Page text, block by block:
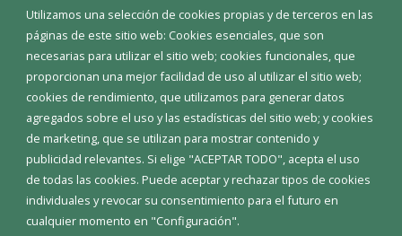
Utilizamos una selección de cookies propias y de terceros en las
páginas de este sitio web: Cookies esenciales, que son
necesarias para utilizar el sitio web; cookies funcionales, que
proporcionan una mejor facilidad de uso al utilizar el sitio web;
cookies de rendimiento, que utilizamos para generar datos
agregados sobre el uso y las estadísticas del sitio web; y cookies
de marketing, que se utilizan para mostrar contenido y
publicidad relevantes. Si elige "ACEPTAR TODO", acepta el uso
de todas las cookies. Puede aceptar y rechazar tipos de cookies
individuales y revocar su consentimiento para el futuro en
cualquier momento en "Configuración".
Eventos
Corporación Municipal
Teléfonos de interés
INICIAR SESIÓN
MAPA WEB